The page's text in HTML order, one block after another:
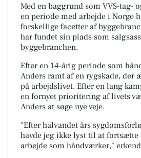
Med en baggrund som VVS-tag-
en periode med arbejde i Norge
forskellige facetter af
har fundet sin plads som
byggebranchen.
Efter en 14-årig periode som
Anders ramt af en rygskade, der
på arbejdslivet. Efter en lang
en fornyet prioritering af livets
Anders at søge nye veje.
"Efter halvandet års
havde jeg ikke lyst til at fortsætte
arbejde som håndværker,"